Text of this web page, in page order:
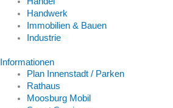
Handwerk
Immobilien & Bauen
Industrie
Informationen
Plan Innenstadt / Parken
Rathaus
Moosburg Mobil